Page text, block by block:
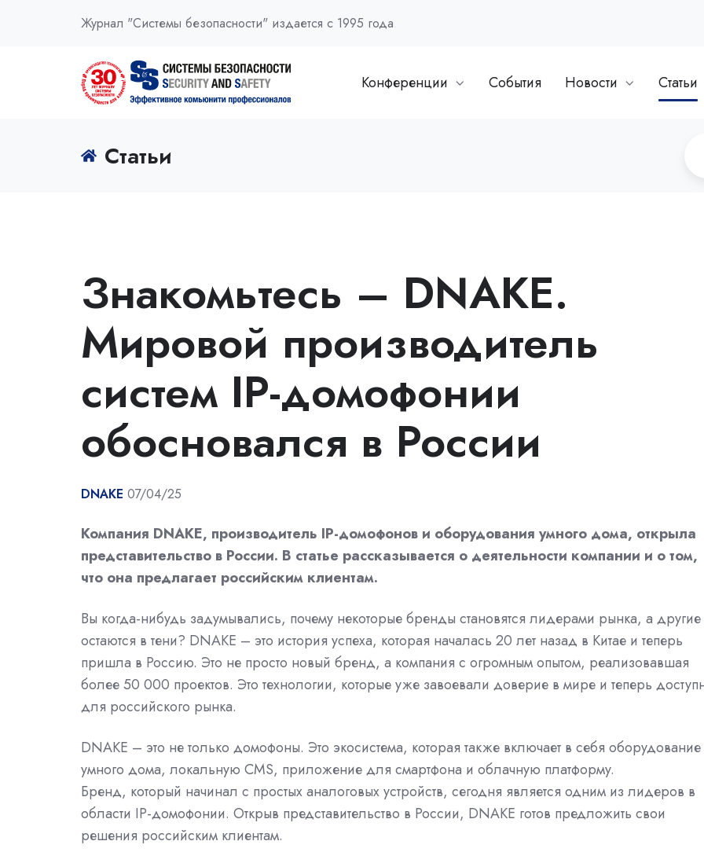
Журнал "Системы безопасности" издается с 1995 года
Конференции События Новости Статьи
Статьи
Знакомьтесь – DNAKE.
Мировой производитель
систем IP-домофонии
обосновался в России
DNAKE 07/04/25
Компания DNAKE, производитель IP-домофонов и оборудования умного дома, открыла
представительство в России. В статье рассказывается о деятельности компании и о том,
что она предлагает российским клиентам.
Вы когда-нибудь задумывались, почему некоторые бренды становятся лидерами рынка, а другие
остаются в тени? DNAKE – это история успеха, которая началась 20 лет назад в Китае и теперь
пришла в Россию. Это не просто новый бренд, а компания с огромным опытом, реализовавшая
более 50 000 проектов. Это технологии, которые уже завоевали доверие в мире и теперь
для российского рынка.
DNAKE – это не только домофоны. Это экосистема, которая также включает в себя оборудование
умного дома, локальную CMS, приложение для смартфона и облачную платформу.
Бренд, который начинал с простых аналоговых устройств, сегодня является одним из лидеров в
области IP-домофонии. Открыв представительство в России, DNAKE готов предложить свои
решения российским клиентам.